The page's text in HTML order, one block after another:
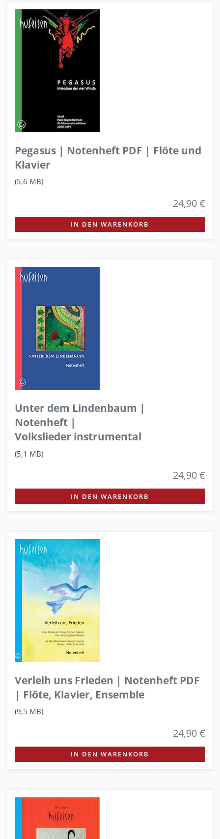
Pegasus | Notenheft PDF | Flöte und
Klavier
(5,6 MB)
24,90 €
IN DEN WARENKORB
Unter dem Lindenbaum |
Notenheft |
Volkslieder instrumental
(5,1 MB)
24,90 €
IN DEN WARENKORB
Verleih uns Frieden | Notenheft PDF
| Flöte, Klavier, Ensemble
(9,5 MB)
24,90 €
IN DEN WARENKORB